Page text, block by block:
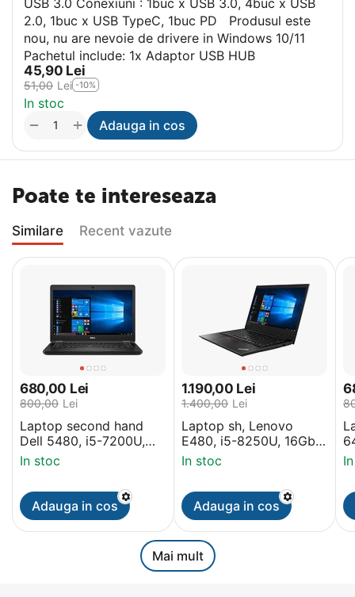
USB 3.0 Conexiuni : 1buc x USB 3.0, 4buc x USB
2.0, 1buc x USB TypeC, 1buc PD Produsul este
nou, nu are nevoie de drivere in Windows 10/11
Pachetul include: 1x Adaptor USB HUB
45,90 Lei
51,00 Lei -10%
In stoc
+
− Adauga in cos
Poate te intereseaza
Similare Recent vazute
680,00 Lei
800,00 Lei
Laptop second hand
Dell 5480, i5-7200U,
8Gb, SSD 256Gb,
14inch Display
In stoc
Adauga in cos
1.190,00 Lei
1.400,00 Lei
Laptop sh, Lenovo
E480, i5-8250U, 16Gb,
256Gb M2, 14 inch
Grad A- Display, Win 11
In stoc
Adauga in cos
Mai mult